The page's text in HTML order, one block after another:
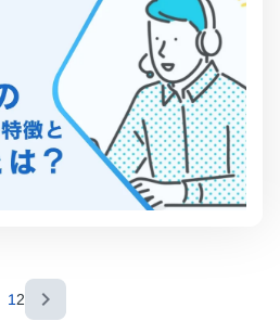
1 2 navigate_next